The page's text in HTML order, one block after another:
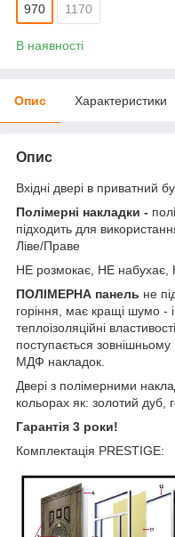
970 1170
В наявності
Опис Характеристики
Опис
Вхідні двері в приватний
Полімерні накладки -
підходить для
Ліве/Праве
НЕ розмокає, НЕ набухає,
ПОЛІМЕРНА панель не
горіння, має кращі шумо - і
теплоізоляційні
поступається зовнішньому
МДФ накладок.
Двері з полімерними
кольорах як: золотий дуб,
Гарантія 3 роки!
Комплектація PRESTIGE: